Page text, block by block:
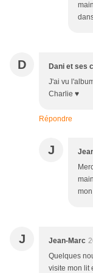
D Dani et ses
J'ai vu
Charlie ♥
Répondre
J
J Jean-Marc
Quelques
visite mon lit